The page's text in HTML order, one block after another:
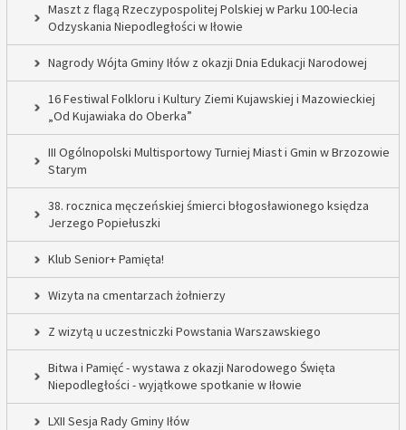
Maszt z flagą Rzeczypospolitej Polskiej w Parku 100-lecia
Odzyskania Niepodległości w Iłowie
Nagrody Wójta Gminy Iłów z okazji Dnia Edukacji Narodowej
16 Festiwal Folkloru i Kultury Ziemi Kujawskiej i Mazowieckiej
„Od Kujawiaka do Oberka”
III Ogólnopolski Multisportowy Turniej Miast i Gmin w Brzozowie
Starym
38. rocznica męczeńskiej śmierci błogosławionego księdza
Jerzego Popiełuszki
Klub Senior+ Pamięta!
Wizyta na cmentarzach żołnierzy
Z wizytą u uczestniczki Powstania Warszawskiego
Bitwa i Pamięć - wystawa z okazji Narodowego Święta
Niepodległości - wyjątkowe spotkanie w Iłowie
LXII Sesja Rady Gminy Iłów